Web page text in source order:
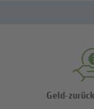
Geld-